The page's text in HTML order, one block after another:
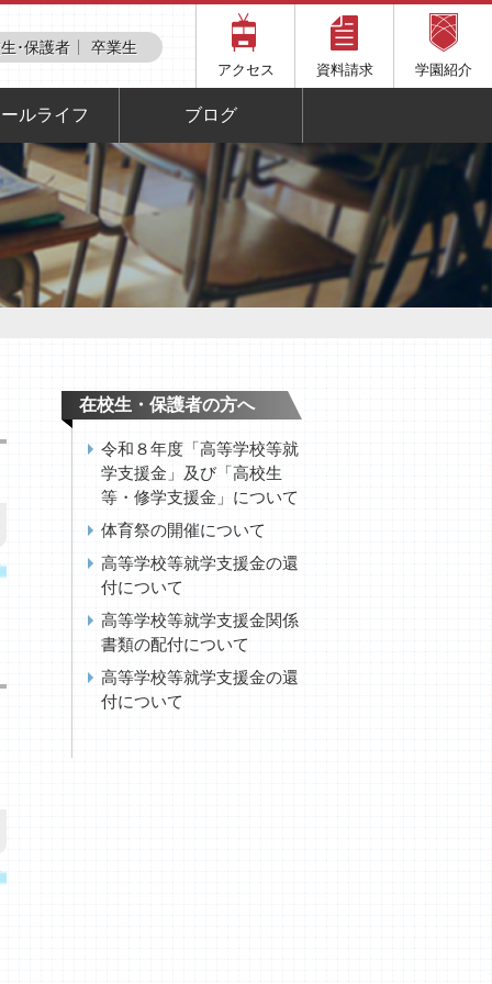
･保護者 卒業生
アクセス 資料請求 学園紹介
ルライフ ブログ
在校生・保護者の方へ
令和８年度「高等学校等就
学支援金」及び「高校生
等・修学支援金」について
体育祭の開催について
高等学校等就学支援金の還
付について
高等学校等就学支援金関係
書類の配付について
高等学校等就学支援金の還
付について